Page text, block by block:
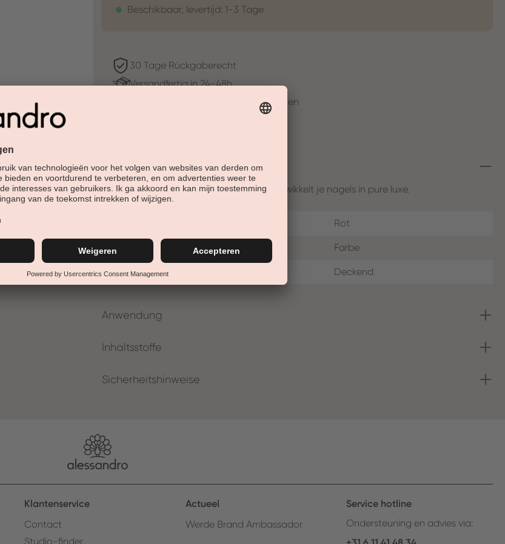
Beschikbaar, levertijd: 1-3 Tage
30 Tage Rückgaberecht
Versandfertig in 24-48h
Jetzt shoppen - bezahlen in 30 Tagen
Beschreibung
Rood als een robijn! Deze levendige rood wikkelt je nagels in pure luxe.
Rot
Produktart: Farbe
Effekt: Deckend
Anwendung
Inhaltsstoffe
Sicherheitshinweise
Klantenservice
Contact
Studio-finder
Actueel
Werde Brand Ambassador
Service hotline
Ondersteuning en advies via: